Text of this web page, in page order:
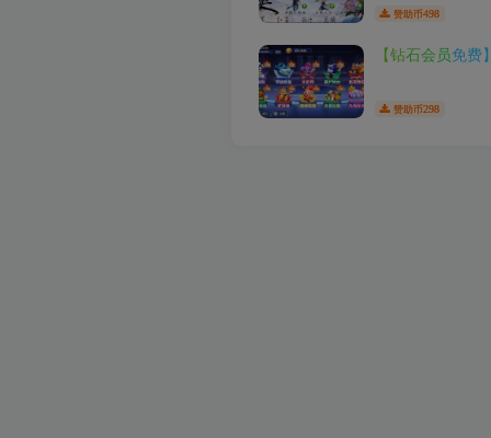
赞助币498
【钻石会员免
赞助币298